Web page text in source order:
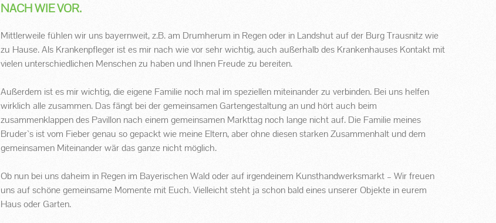
NACH WIE VOR.
Mittlerweile fühlen wir uns bayernweit, z.B. am Drumherum in Regen oder in Landshut auf der Burg Trausnitz wie
zu Hause. Als Krankenpfleger ist es mir nach wie vor sehr wichtig, auch außerhalb des Krankenhauses Kontakt mit
vielen unterschiedlichen Menschen zu haben und Ihnen Freude zu bereiten.
Außerdem ist es mir wichtig, die eigene Familie noch mal im speziellen miteinander zu verbinden. Bei uns helfen
wirklich alle zusammen. Das fängt bei der gemeinsamen Gartengestaltung an und hört auch beim
zusammenklappen des Pavillon nach einem gemeinsamen Markttag noch lange nicht auf. Die Familie meines
Bruder`s ist vom Fieber genau so gepackt wie meine Eltern, aber ohne diesen starken Zusammenhalt und dem
gemeinsamen Miteinander wär das ganze nicht möglich.
Ob nun bei uns daheim in Regen im Bayerischen Wald oder auf irgendeinem Kunsthandwerksmarkt – Wir freuen
uns auf schöne gemeinsame Momente mit Euch. Vielleicht steht ja schon bald eines unserer Objekte in eurem
Haus oder Garten.